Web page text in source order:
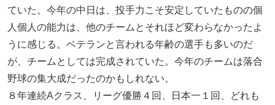
ていた。今年の中日は、投手力こそ安定していたものの個
人個人の能力は、他のチームとそれほど変わらなかったよ
うに感じる。ベテランと言われる年齢の選手も多いのだ
が、チームとしては完成されていた。今年のチームは落合
野球の集大成だったのかもしれない。
８年連続Aクラス、リーグ優勝４回、日本一１回、どれも